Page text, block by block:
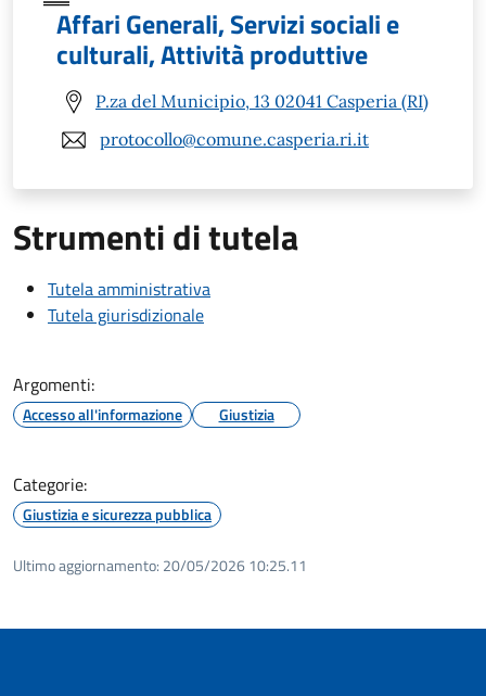
Affari Generali, Servizi sociali e
culturali, Attività produttive
P.za del Municipio, 13 02041 Casperia (RI)
protocollo@comune.casperia.ri.it
Strumenti di tutela
Tutela amministrativa
Tutela giurisdizionale
Argomenti:
Accesso all'informazione Giustizia
Categorie:
Giustizia e sicurezza pubblica
Ultimo aggiornamento: 20/05/2026 10:25.11